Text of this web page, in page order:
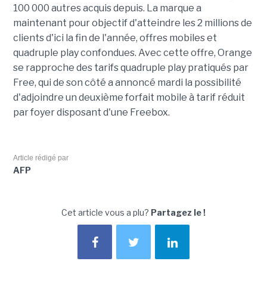
100 000 autres acquis depuis. La marque a
maintenant pour objectif d'atteindre les 2 millions de
clients d'ici la fin de l'année, offres mobiles et
quadruple play confondues. Avec cette offre, Orange
se rapproche des tarifs quadruple play pratiqués par
Free, qui de son côté a annoncé mardi la possibilité
d'adjoindre un deuxième forfait mobile à tarif réduit
par foyer disposant d'une Freebox.
Article rédigé par
AFP
Cet article vous a plu? Partagez le !